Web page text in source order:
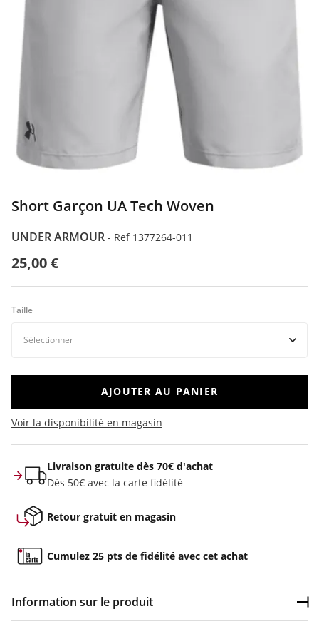
Short Garçon UA Tech Woven
UNDER ARMOUR - Ref 1377264-011
25,00 €
Taille
AJOUTER AU PANIER
Voir la disponibilité en magasin
Livraison gratuite dès 70€ d'achat
Dès 50€ avec la carte fidélité
Retour gratuit en magasin
Cumulez 25 pts de fidélité avec cet achat
Information sur le produit